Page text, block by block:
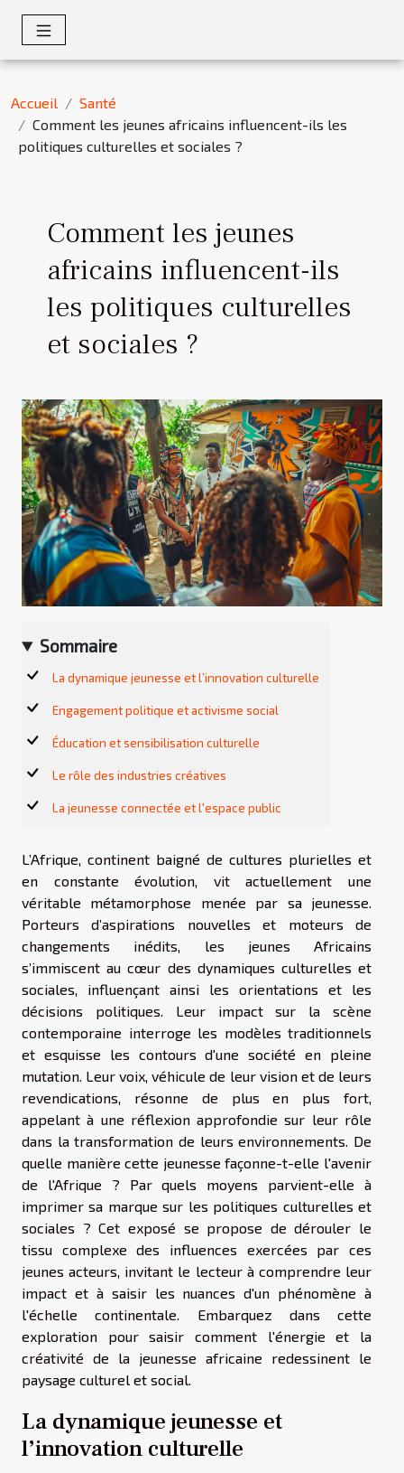
Accueil
Santé
Comment les jeunes africains influencent-ils les
politiques culturelles et sociales ?
Comment les jeunes
africains influencent-ils
les politiques culturelles
et sociales ?
Sommaire
La dynamique jeunesse et l’innovation culturelle
Engagement politique et activisme social
Éducation et sensibilisation culturelle
Le rôle des industries créatives
La jeunesse connectée et l'espace public
L’Afrique, continent baigné de cultures plurielles et
en constante évolution, vit actuellement une
véritable métamorphose menée par sa jeunesse.
Porteurs d’aspirations nouvelles et moteurs de
changements inédits, les jeunes Africains
s’immiscent au cœur des dynamiques culturelles et
sociales, influençant ainsi les orientations et les
décisions politiques. Leur impact sur la scène
contemporaine interroge les modèles traditionnels
et esquisse les contours d'une société en pleine
mutation. Leur voix, véhicule de leur vision et de leurs
revendications, résonne de plus en plus fort,
appelant à une réflexion approfondie sur leur rôle
dans la transformation de leurs environnements. De
quelle manière cette jeunesse façonne-t-elle l'avenir
de l'Afrique ? Par quels moyens parvient-elle à
imprimer sa marque sur les politiques culturelles et
sociales ? Cet exposé se propose de dérouler le
tissu complexe des influences exercées par ces
jeunes acteurs, invitant le lecteur à comprendre leur
impact et à saisir les nuances d'un phénomène à
l'échelle continentale. Embarquez dans cette
exploration pour saisir comment l'énergie et la
créativité de la jeunesse africaine redessinent le
paysage culturel et social.
La dynamique jeunesse et
l’innovation culturelle